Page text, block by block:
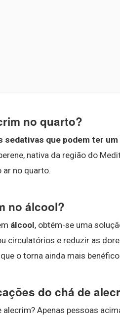
no quarto?
sedativas que podem ter
nativa da região do
ar no quarto.
no álcool?
álcool, obtém-se uma
circulatórios e reduzir as
o torna ainda mais
do chá de
alecrim? Apenas pessoas